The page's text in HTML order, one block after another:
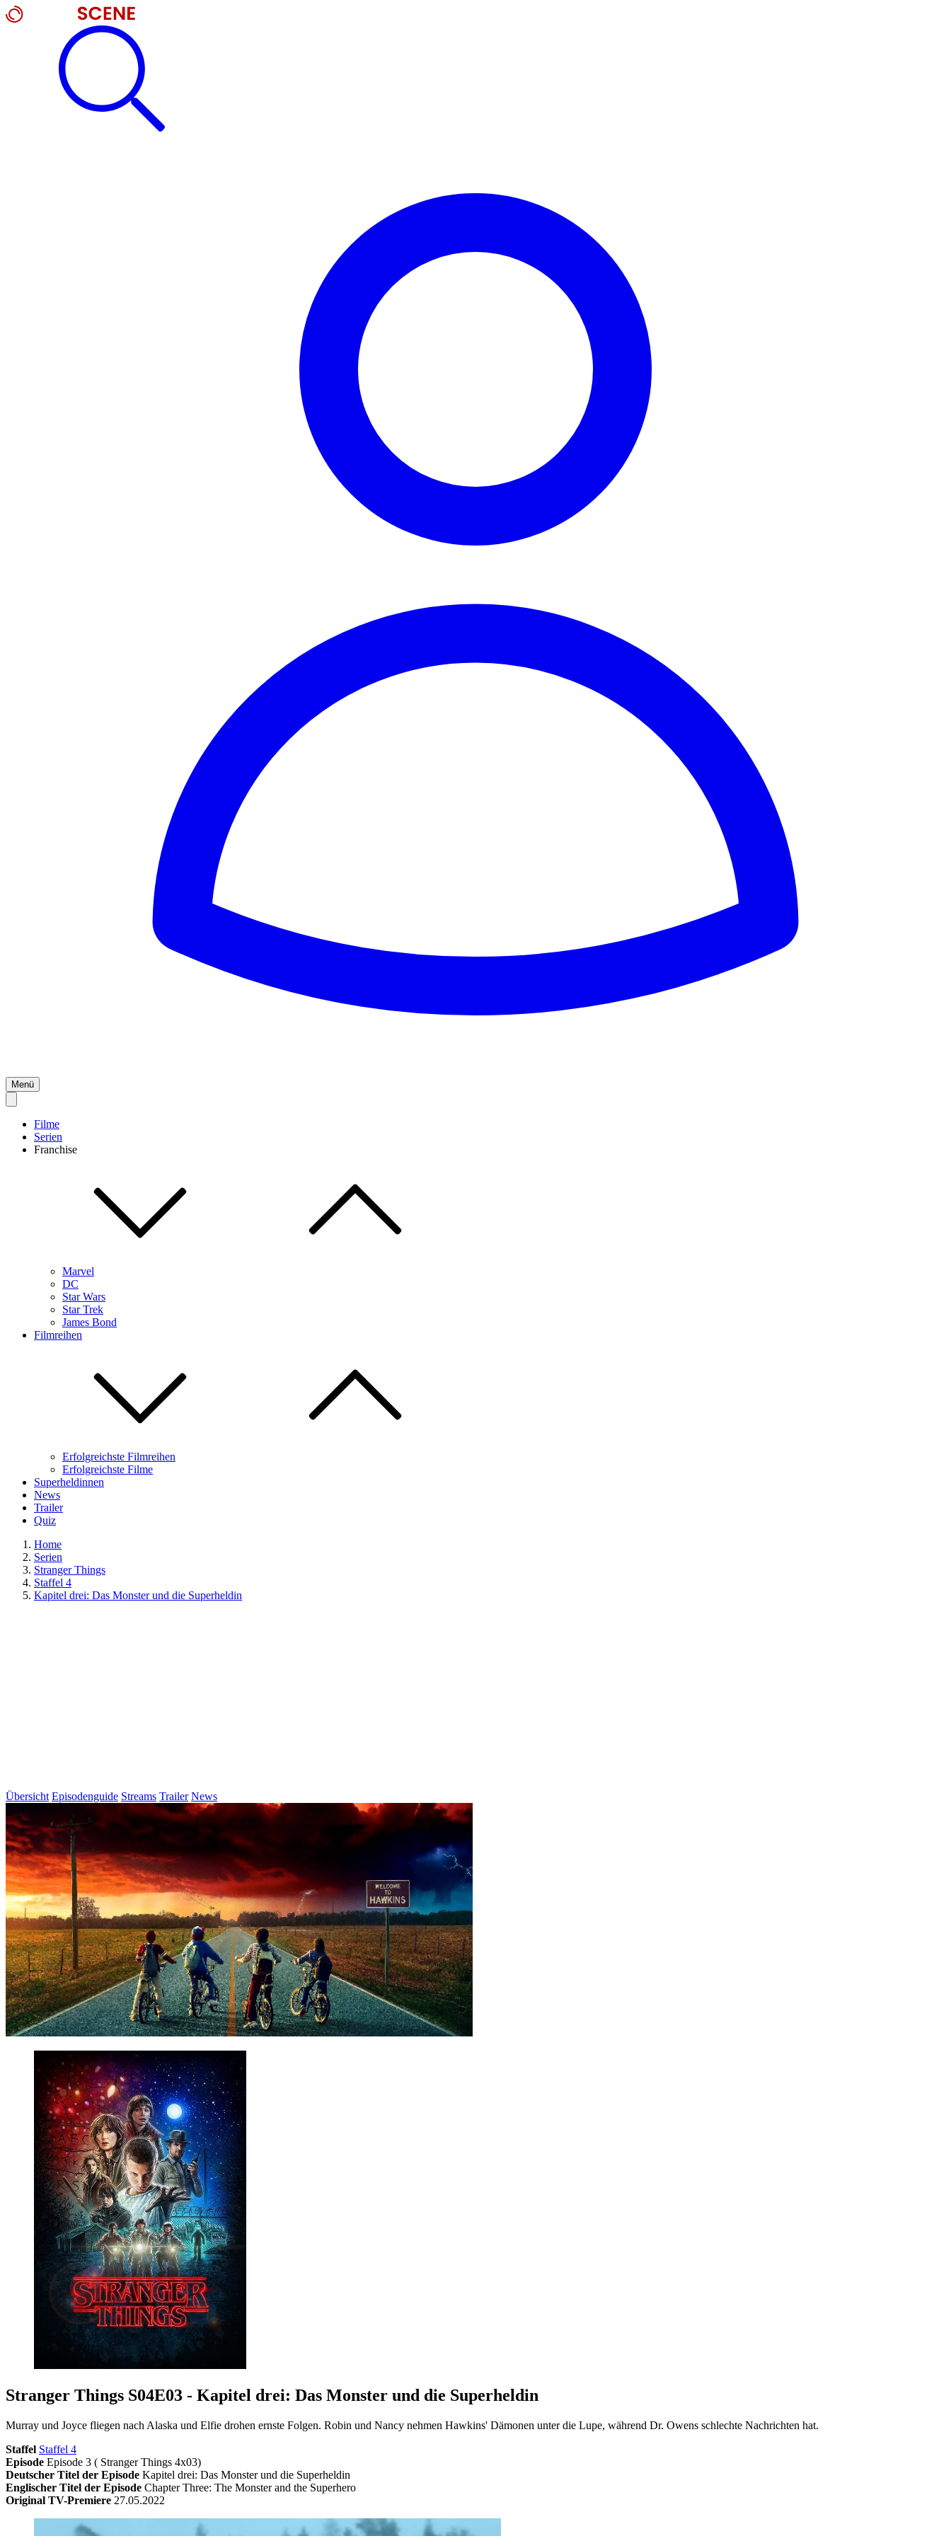
Menü
Filme
Serien
Franchise
Marvel
DC
Star Wars
Star Trek
James Bond
Filmreihen
Erfolgreichste Filmreihen
Erfolgreichste Filme
Superheldinnen
News
Trailer
Quiz
Home
Serien
Stranger Things
Staffel 4
Kapitel drei: Das Monster und die Superheldin
Übersicht Episodenguide Streams Trailer News
Stranger Things S04E03 - Kapitel drei: Das Monster und die Superheldin
Murray und Joyce fliegen nach Alaska und Elfie drohen ernste Folgen. Robin und Nancy nehmen Hawkins' Dämonen unter die Lupe, während Dr. Owens schlechte Nachrichten hat.
Staffel Staffel 4
Episode Episode 3 ( Stranger Things 4x03)
Deutscher Titel der Episode Kapitel drei: Das Monster und die Superheldin
Englischer Titel der Episode Chapter Three: The Monster and the Superhero
Original TV-Premiere 27.05.2022